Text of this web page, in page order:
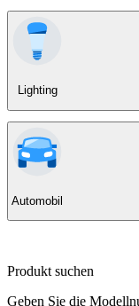
Lighting
Automobil
Produkt suchen
Geben Sie die